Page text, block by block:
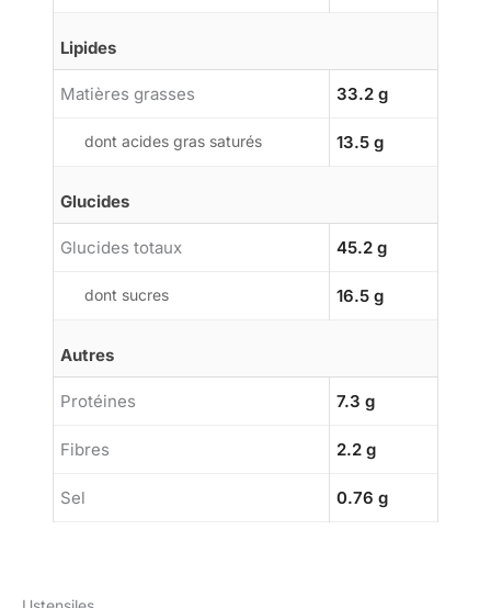
Lipides
Matières grasses 33.2 g
dont acides gras saturés 13.5 g
Glucides
Glucides totaux 45.2 g
dont sucres 16.5 g
Autres
Protéines 7.3 g
Fibres 2.2 g
Sel 0.76 g